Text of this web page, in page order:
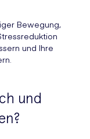
Bewegung,
und Ihre
und